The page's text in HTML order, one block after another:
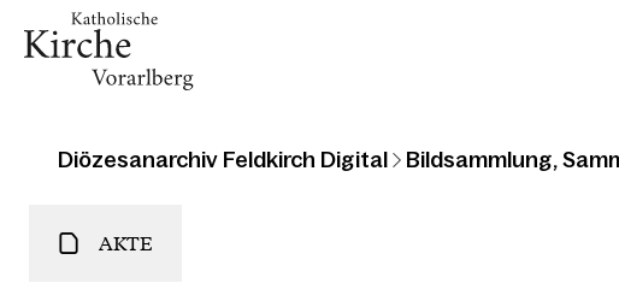
Diözesanarchiv Feldkirch Digital Bildsammlung,
AKTE